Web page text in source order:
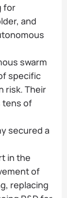
for
and
swarm
specific
risk. Their
tens of
secured a
in the
of
replacing